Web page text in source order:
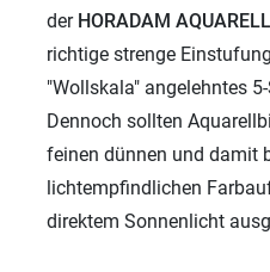
der HORADAM AQUARELL
richtige strenge
"Wollskala" angelehntes
Dennoch sollten
feinen dünnen und damit
lichtempfindlichen
direktem Sonnenlicht